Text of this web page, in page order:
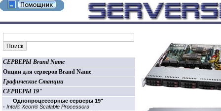
СЕРВЕРЫ Brand Name
Опции для серверов Brand Name
Графические Станции
СЕРВЕРЫ 19"
Однопроцессорные cерверы 19"
- Intel® Xeon® Scalable Processors